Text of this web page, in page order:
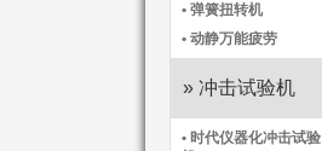
• 弹簧扭转机
• 动静万能疲劳
» 冲击试验机
• 时代仪器化冲击试验